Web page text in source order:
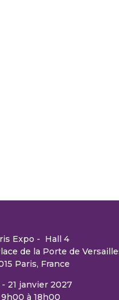
Expo - Hall 4
de la Porte de
Paris, France
- 21 janvier 2027
à 18h00